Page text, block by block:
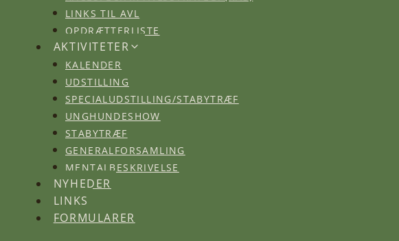
LINKS TIL AVL
OPDRÆTTERLISTE
AKTIVITETER
KALENDER
UDSTILLING
SPECIALUDSTILLING/STABYTRÆF
UNGHUNDESHOW
STABYTRÆF
GENERALFORSAMLING
MENTALBESKRIVELSE
NYHEDER
LINKS
FORMULARER